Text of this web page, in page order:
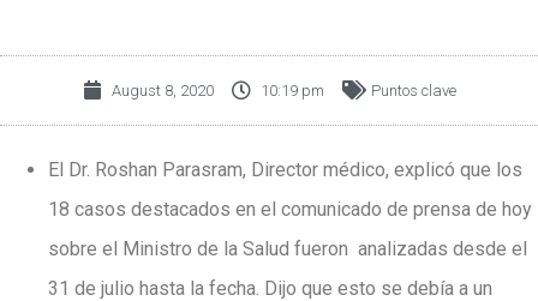
August 8, 2020 10:19 pm Puntos clave
El Dr. Roshan Parasram, Director médico, explicó que los
18 casos destacados en el comunicado de prensa de hoy
sobre el Ministro de la Salud fueron analizadas desde el
31 de julio hasta la fecha. Dijo que esto se debía a un